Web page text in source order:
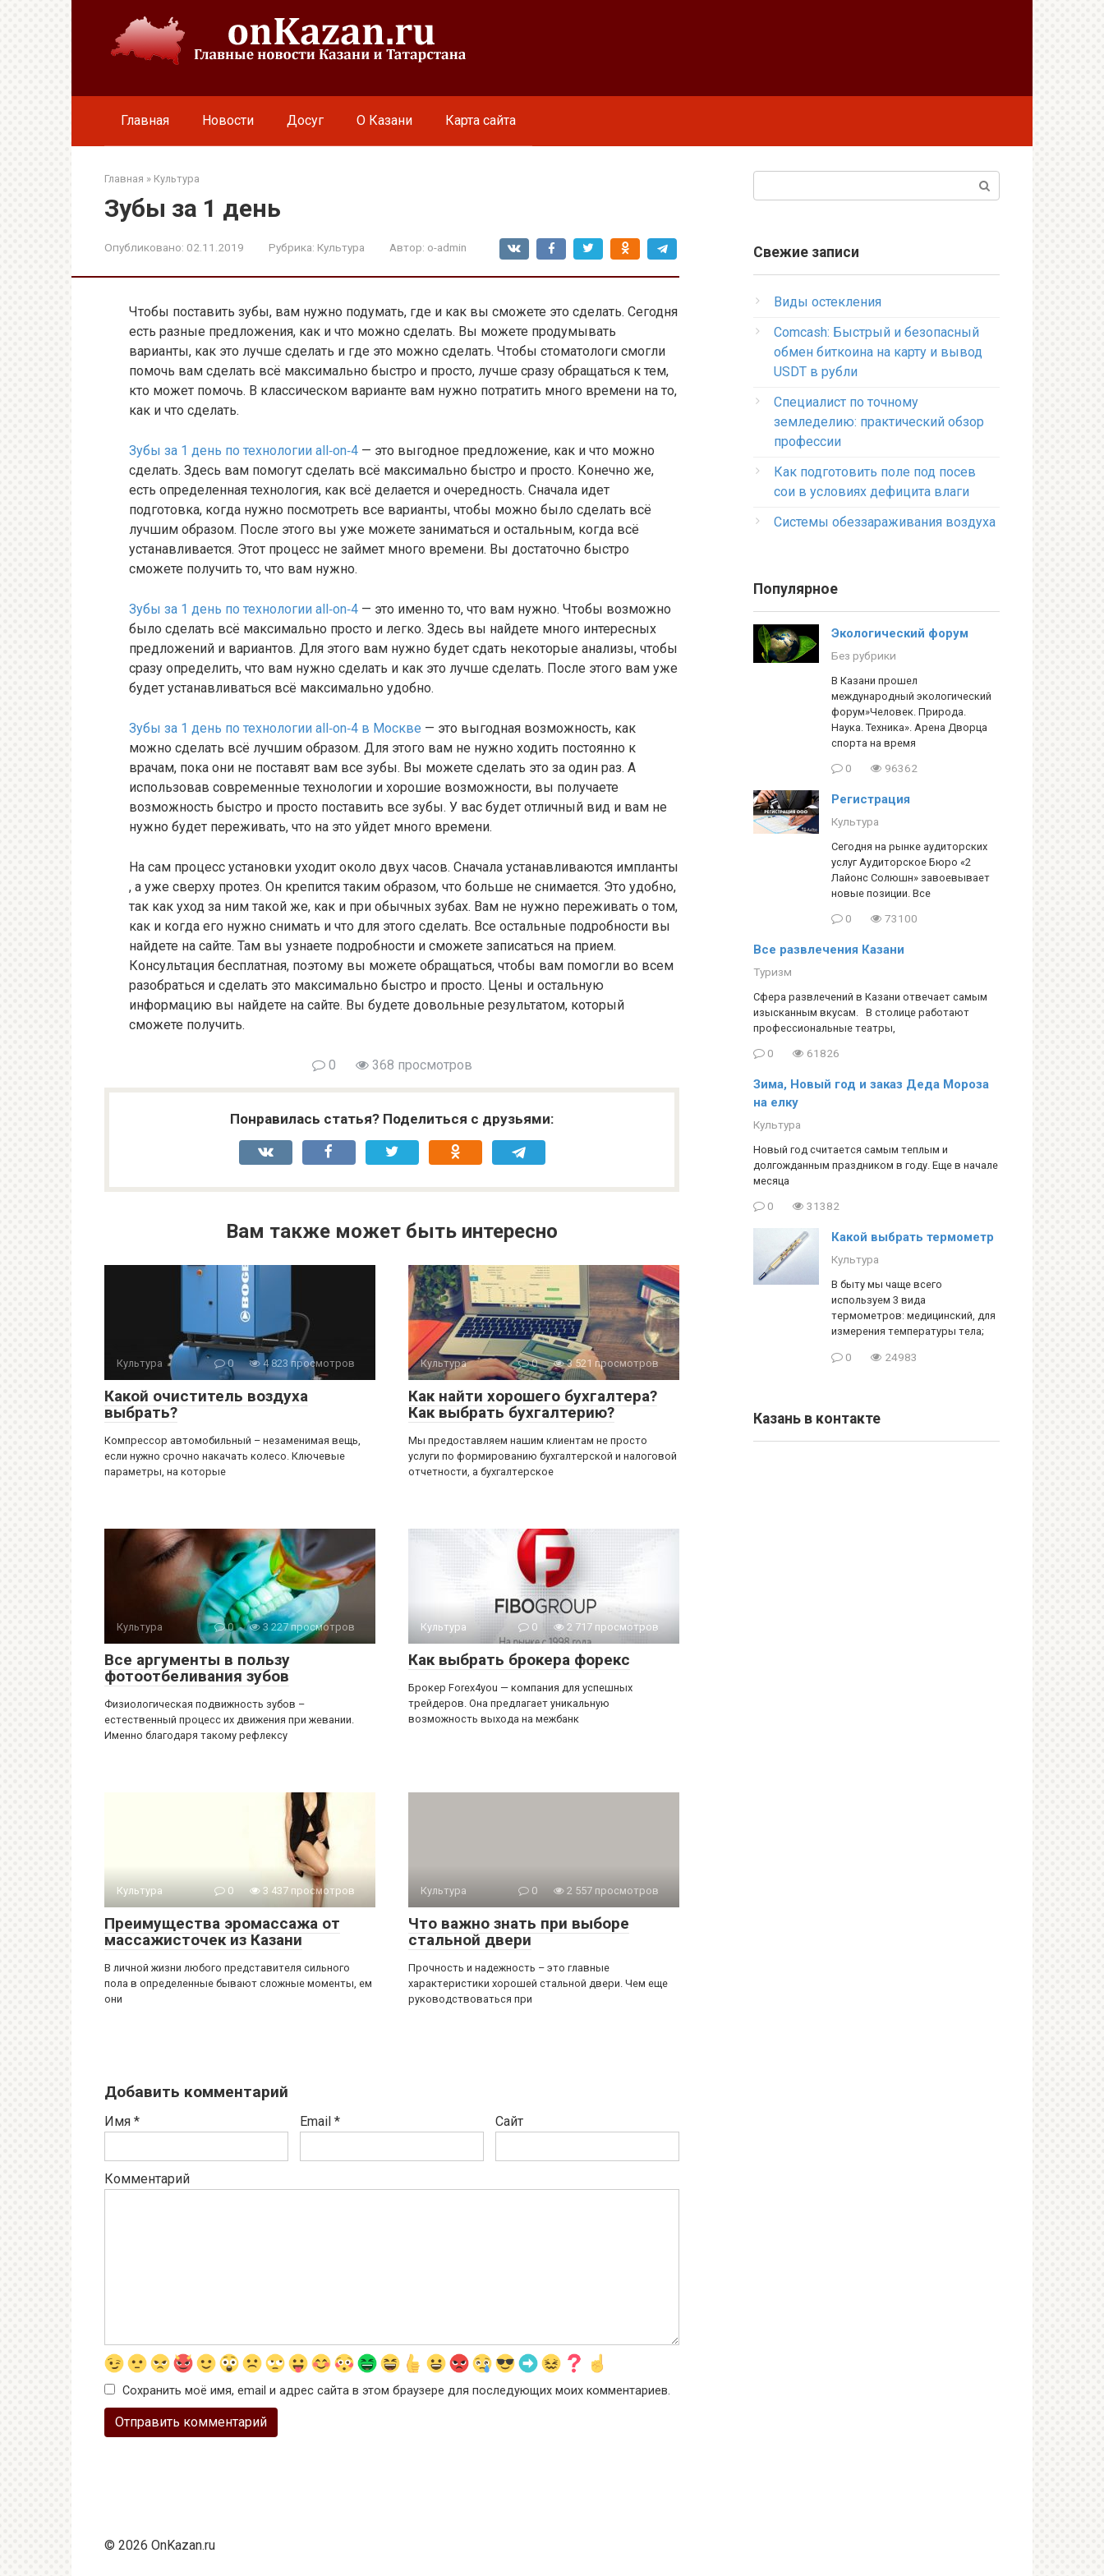
Главная Новости Досуг О Казани Карта сайта
Главная » Культура
Зубы за 1 день
Опубликовано: 02.11.2019 Рубрика: Культура Автор: o-admin
Чтобы поставить зубы, вам нужно подумать, где и как вы сможете это сделать. Сегодня
есть разные предложения, как и что можно сделать. Вы можете продумывать
варианты, как это лучше сделать и где это можно сделать. Чтобы стоматологи смогли
помочь вам сделать всё максимально быстро и просто, лучше сразу обращаться к тем,
кто может помочь. В классическом варианте вам нужно потратить много времени на то,
как и что сделать.
Зубы за 1 день по технологии all‐on‐4 — это выгодное предложение, как и что можно
сделать. Здесь вам помогут сделать всё максимально быстро и просто. Конечно же,
есть определенная технология, как всё делается и очередность. Сначала идет
подготовка, когда нужно посмотреть все варианты, чтобы можно было сделать всё
лучшим образом. После этого вы уже можете заниматься и остальным, когда всё
устанавливается. Этот процесс не займет много времени. Вы достаточно быстро
сможете получить то, что вам нужно.
Зубы за 1 день по технологии all‐on‐4 — это именно то, что вам нужно. Чтобы возможно
было сделать всё максимально просто и легко. Здесь вы найдете много интересных
предложений и вариантов. Для этого вам нужно будет сдать некоторые анализы, чтобы
сразу определить, что вам нужно сделать и как это лучше сделать. После этого вам уже
будет устанавливаться всё максимально удобно.
Зубы за 1 день по технологии all‐on‐4 в Москве — это выгодная возможность, как
можно сделать всё лучшим образом. Для этого вам не нужно ходить постоянно к
врачам, пока они не поставят вам все зубы. Вы можете сделать это за один раз. А
использовав современные технологии и хорошие возможности, вы получаете
возможность быстро и просто поставить все зубы. У вас будет отличный вид и вам не
нужно будет переживать, что на это уйдет много времени.
На сам процесс установки уходит около двух часов. Сначала устанавливаются импланты
, а уже сверху протез. Он крепится таким образом, что больше не снимается. Это удобно,
так как уход за ним такой же, как и при обычных зубах. Вам не нужно переживать о том,
как и когда его нужно снимать и что для этого сделать. Все остальные подробности вы
найдете на сайте. Там вы узнаете подробности и сможете записаться на прием.
Консультация бесплатная, поэтому вы можете обращаться, чтобы вам помогли во всем
разобраться и сделать это максимально быстро и просто. Цены и остальную
информацию вы найдете на сайте. Вы будете довольные результатом, который
сможете получить.
0 368 просмотров
Понравилась статья? Поделиться с друзьями:
Вам также может быть интересно
Культура 0 4 823 просмотров
Какой очиститель воздуха
выбрать?
Компрессор автомобильный – незаменимая вещь,
если нужно срочно накачать колесо. Ключевые
параметры, на которые
Культура 0 3 521 просмотров
Как найти хорошего бухгалтера?
Как выбрать бухгалтерию?
Мы предоставляем нашим клиентам не просто
услуги по формированию бухгалтерской и налоговой
отчетности, а бухгалтерское
Культура 0 3 227 просмотров
Все аргументы в пользу
фотоотбеливания зубов
Физиологическая подвижность зубов –
естественный процесс их движения при жевании.
Именно благодаря такому рефлексу
Культура 0 2 717 просмотров
Как выбрать брокера форекс
Брокер Forex4you — компания для успешных
трейдеров. Она предлагает уникальную
возможность выхода на межбанк
Культура 0 3 437 просмотров
Преимущества эромассажа от
массажисточек из Казани
В личной жизни любого представителя сильного
пола в определенные бывают сложные моменты, ем
они
Культура 0 2 557 просмотров
Что важно знать при выборе
стальной двери
Прочность и надежность – это главные
характеристики хорошей стальной двери. Чем еще
руководствоваться при
Добавить комментарий
Имя * Email * Сайт
Комментарий
Сохранить моё имя, email и адрес сайта в этом браузере для последующих моих комментариев.
Свежие записи
Виды остекления
Comcash: Быстрый и безопасный
обмен биткоина на карту и вывод
USDT в рубли
Специалист по точному
земледелию: практический обзор
профессии
Как подготовить поле под посев
сои в условиях дефицита влаги
Системы обеззараживания воздуха
Популярное
Экологический форум
Без рубрики
В Казани прошел
международный экологический
форум»Человек. Природа.
Наука. Техника». Арена Дворца
спорта на время
0 96362
Регистрация
Культура
Сегодня на рынке аудиторских
услуг Аудиторское Бюро «2
Лайонс Солюшн» завоевывает
новые позиции. Все
0 73100
Все развлечения Казани
Туризм
Сфера развлечений в Казани отвечает самым
изысканным вкусам. В столице работают
профессиональные театры,
0 61826
Зима, Новый год и заказ Деда Мороза
на елку
Культура
Новый год считается самым теплым и
долгожданным праздником в году. Еще в начале
месяца
0 31382
Какой выбрать термометр
Культура
В быту мы чаще всего
используем 3 вида
термометров: медицинский, для
измерения температуры тела;
0 24983
Казань в контакте
© 2026 OnKazan.ru